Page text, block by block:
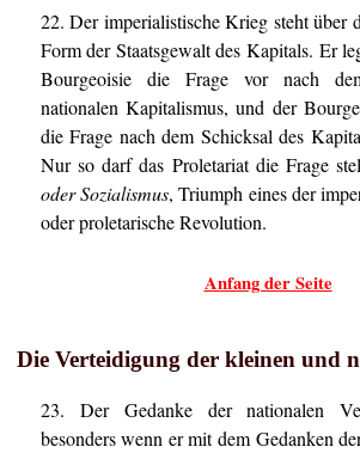
22. Der imperialistische Krieg steht über
Form der Staatsgewalt des Kapitals. Er
Bourgeoisie die Frage vor nach
nationalen Kapitalismus, und der
die Frage nach dem Schicksal des
Nur so darf das Proletariat die Frage
oder Sozialismus, Triumph eines der
oder proletarische Revolution.
Anfang der Seite
Die Verteidigung der kleinen und
23. Der Gedanke der nationalen
besonders wenn er mit dem Gedanken